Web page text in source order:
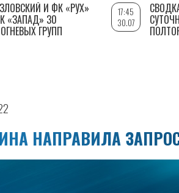
НАПРАВИЛА
И ФК «РУХ»
«ЗАПАД» 30
ГРУПП
17:45
30.07